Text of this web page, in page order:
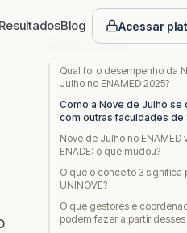
ResultadosBlog Acessar
NESTE ARTIGO
Qual foi o desempenho da
Julho no ENAMED 2025?
Como a Nove de Julho se
com outras faculdades de
Nove de Julho no ENAMED
ENADE: o que mudou?
O que o conceito 3 significa
UNINOVE?
O que gestores e
podem fazer a partir